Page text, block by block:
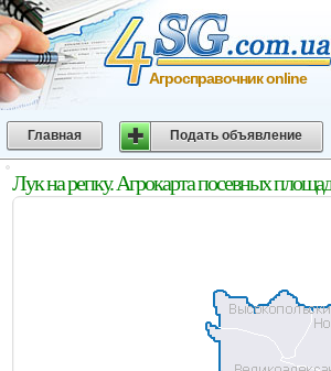
Агросправочник online
Главная Подать объявление
Лук на репку. Агрокарта посевных